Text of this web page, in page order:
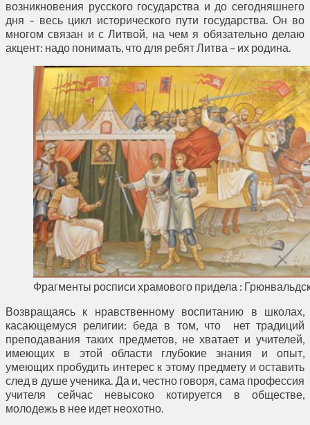
возникновения русского государства и до сегодняшнего
дня – весь цикл исторического пути государства. Он во
многом связан и с Литвой, на чем я обязательно делаю
акцент: надо понимать, что для ребят Литва – их родина.
Фрагменты росписи храмового придела :
Возвращаясь к нравственному воспитанию в школах,
касающемуся религии: беда в том, что нет традиций
преподавания таких предметов, не хватает и учителей,
имеющих в этой области глубокие знания и опыт,
умеющих пробудить интерес к этому предмету и оставить
след в душе ученика. Да и, честно говоря, сама профессия
учителя сейчас невысоко котируется в обществе,
молодежь в нее идет неохотно.